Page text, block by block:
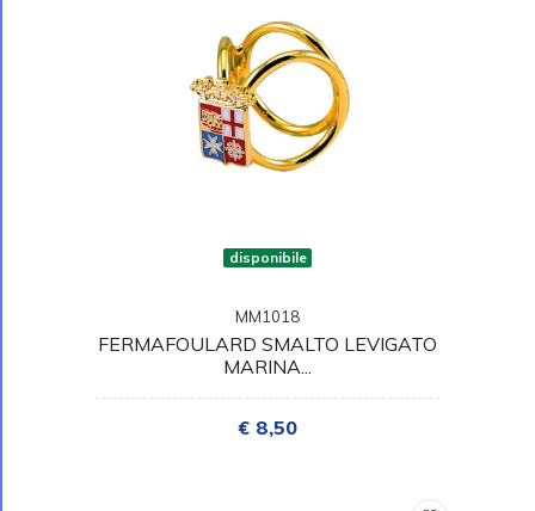
disponibile
MM1018
FERMAFOULARD SMALTO LEVIGATO
MARINA...
€ 8,50